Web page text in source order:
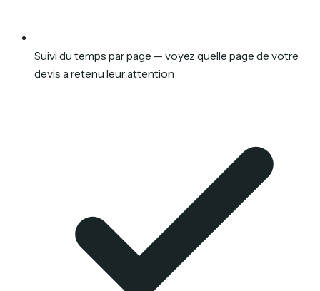
Suivi du temps par page — voyez quelle page de votre
devis a retenu leur attention